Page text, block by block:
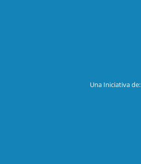
Una Iniciativa de: